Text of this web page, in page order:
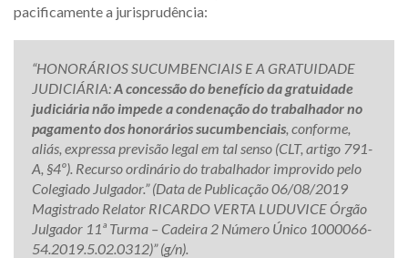
pacificamente a jurisprudência:
“HONORÁRIOS SUCUMBENCIAIS E A GRATUIDADE
JUDICIÁRIA:A concessão do benefício da gratuidade
judiciária não impede a condenação do trabalhador no
pagamento dos honorários sucumbenciais, conforme,
aliás, expressa previsão legal em tal senso (CLT, artigo 791-
A, §4º). Recurso ordinário do trabalhador improvido pelo
Colegiado Julgador.” (Data de Publicação 06/08/2019
Magistrado Relator RICARDO VERTA LUDUVICE Órgão
Julgador 11ª Turma – Cadeira 2 Número Único 1000066-
54.2019.5.02.0312)” (g/n).